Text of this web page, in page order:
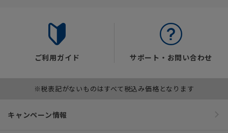
ご利用ガイド サポート・お問い合わせ
※税表記がないものはすべて税込み価格となります
キャンペーン情報